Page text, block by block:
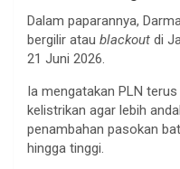
Dalam paparannya,
bergilir atau blackout di
21 Juni 2026.
Ia mengatakan PLN
kelistrikan agar lebih
penambahan pasokan
hingga tinggi.